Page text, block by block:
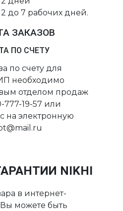
до 7 рабочих дней.
ЗАКАЗОВ
ПО СЧЕТУ
по счету для
необходимо
отделом продаж
19-57 или
на электронную
NIKHI
в интернет-
можете быть